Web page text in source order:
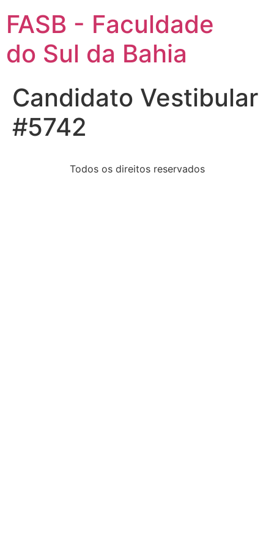
FASB - Faculdade
do Sul da Bahia
Candidato Vestibular
#5742
Todos os direitos reservados